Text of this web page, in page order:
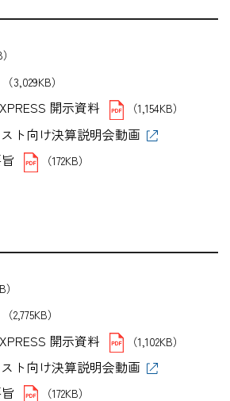
（3,029KB）
開示資料 （1,154KB）
ト向け決算説明会動画
（172KB）
（2,775KB）
開示資料 （1,102KB）
ト向け決算説明会動画
（172KB）